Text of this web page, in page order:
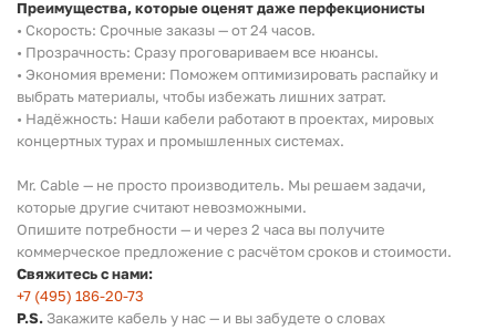
Преимущества, которые оценят даже перфекционисты
• Скорость: Срочные заказы — от 24 часов.
• Прозрачность: Сразу проговариваем все нюансы.
• Экономия времени: Поможем оптимизировать распайку и
выбрать материалы, чтобы избежать лишних затрат.
• Надёжность: Наши кабели работают в проектах, мировых
концертных турах и промышленных системах.
Mr. Cable — не просто производитель. Мы решаем задачи,
которые другие считают невозможными.
Опишите потребности — и через 2 часа вы получите
коммерческое предложение с расчётом сроков и стоимости.
Свяжитесь с нами:
+7 (495) 186-20-73
P.S. Закажите кабель у нас — и вы забудете о словах